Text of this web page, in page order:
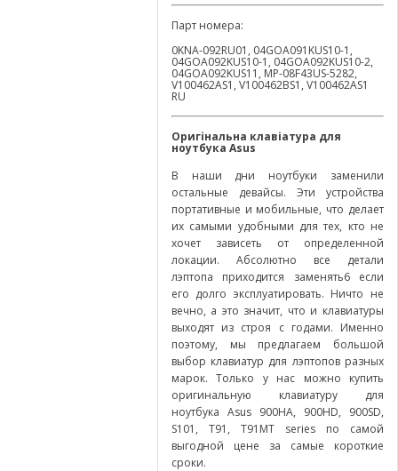
Парт номера:
0KNA-092RU01, 04GOA091KUS10-1,
04GOA092KUS10-1, 04GOA092KUS10-2,
04GOA092KUS11, MP-08F43US-5282,
V100462AS1, V100462BS1, V100462AS1
RU
Оригінальна клавіатура для
ноутбука Asus
В наши дни ноутбуки заменили
остальные девайсы. Эти устройства
портативные и мобильные, что делает
их самыми удобными для тех, кто не
хочет зависеть от определенной
локации. Абсолютно все детали
лэптопа приходится заменять6 если
его долго эксплуатировать. Ничто не
вечно, а это значит, что и клавиатуры
выходят из строя с годами. Именно
поэтому, мы предлагаем большой
выбор клавиатур для лэптопов разных
марок. Только у нас можно купить
оригинальную клавиатуру для
ноутбука Asus 900HA, 900HD, 900SD,
S101, T91, T91MT series по самой
выгодной цене за самые короткие
сроки.